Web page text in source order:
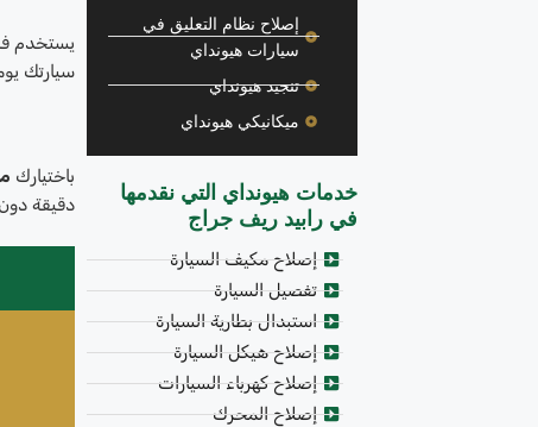
يستخدم
سيارتك
باختيارك
دقيقة
إصلاح نظام التعليق في
سيارات هيونداي
تنجيد هيونداي
ميكانيكي هيونداي
خدمات هيونداي التي نقدمها
في رابيد ريف جراج
إصلاح مكيف السيارة
تفصيل السيارة
استبدال بطارية السيارة
إصلاح هيكل السيارة
إصلاح كهرباء السيارات
إصلاح المحرك